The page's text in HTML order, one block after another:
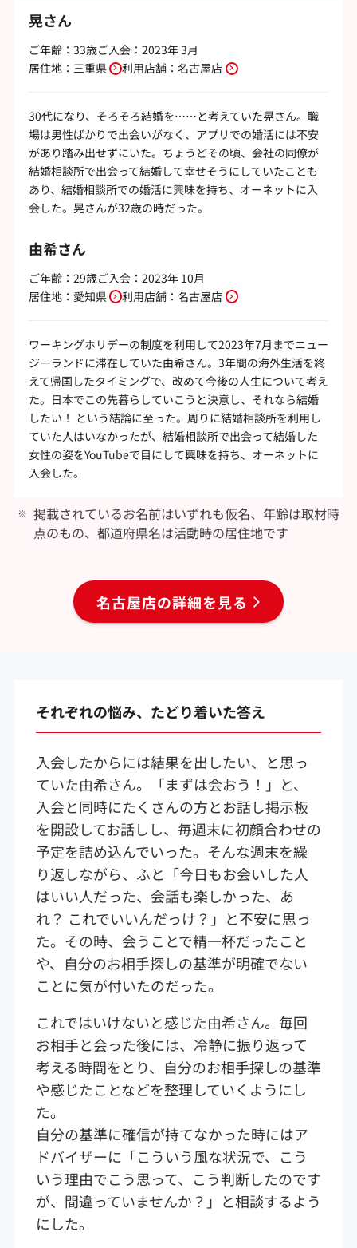
晃さん
ご年齢：33歳ご入会：2023年 3月
居住地： 三重県 利用店舗：名古屋店
30代になり、そろそろ結婚を……と考えていた晃さん。職
場は男性ばかりで出会いがなく、アプリでの婚活には不安
があり踏み出せずにいた。ちょうどその頃、会社の同僚が
結婚相談所で出会って結婚して幸せそうにしていたことも
あり、結婚相談所での婚活に興味を持ち、オーネットに入
会した。晃さんが32歳の時だった。
由希さん
ご年齢：29歳ご入会：2023年 10月
居住地： 愛知県 利用店舗：名古屋店
ワーキングホリデーの制度を利用して2023年7月までニュー
ジーランドに滞在していた由希さん。3年間の海外生活を終
えて帰国したタイミングで、改めて今後の人生について考え
た。日本でこの先暮らしていこうと決意し、それなら結婚
したい！ という結論に至った。周りに結婚相談所を利用し
ていた人はいなかったが、結婚相談所で出会って結婚した
女性の姿をYouTubeで目にして興味を持ち、オーネットに
入会した。
掲載されているお名前はいずれも仮名、年齢は取材時
点のもの、都道府県名は活動時の居住地です
名古屋店の詳細を見る
それぞれの悩み、たどり着いた答え
入会したからには結果を出したい、と思っ
ていた由希さん。「まずは会おう！」と、
入会と同時にたくさんの方とお話し掲示板
を開設してお話しし、毎週末に初顔合わせの
予定を詰め込んでいった。そんな週末を繰
り返しながら、ふと「今日もお会いした人
はいい人だった、会話も楽しかった、あ
れ？ これでいいんだっけ？」と不安に思っ
た。その時、会うことで精一杯だったこと
や、自分のお相手探しの基準が明確でない
ことに気が付いたのだった。
これではいけないと感じた由希さん。毎回
お相手と会った後には、冷静に振り返って
考える時間をとり、自分のお相手探しの基準
や感じたことなどを整理していくようにし
た。
自分の基準に確信が持てなかった時にはア
ドバイザーに「こういう風な状況で、こう
いう理由でこう思って、こう判断したのです
が、間違っていませんか？」と相談するよう
にした。